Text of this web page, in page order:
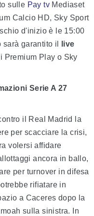
sulle Pay tv Mediaset
Calcio HD, Sky Sport
d'inizio è le 15:00
garantito il
live
Premium Play o Sky
Serie A 27
il Real Madrid la
per scacciare la crisi,
volersi affidare
ancora in ballo,
per turnover in difesa
rifiatare in
a Caceres dopo la
sulla sinistra. In